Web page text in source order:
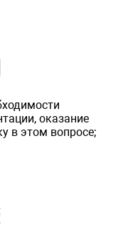
оказание
в этом вопросе;